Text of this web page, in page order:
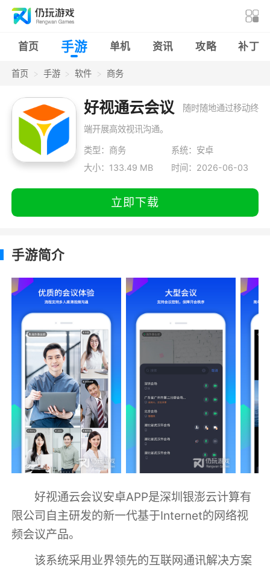
首页 手游 单机 资讯 攻略 补丁
首页 手游 软件 商务
好视通云会议 随时随地通过移动终
端开展高效视讯沟通。
类型：商务
系统：安卓
大小：133.49 MB
时间：2026-06-03
立即下载
手游简介
好视通云会议安卓APP是深圳银澎云计算有
限公司自主研发的新一代基于Internet的网络视
频会议产品。
该系统采用业界领先的互联网通讯解决方案